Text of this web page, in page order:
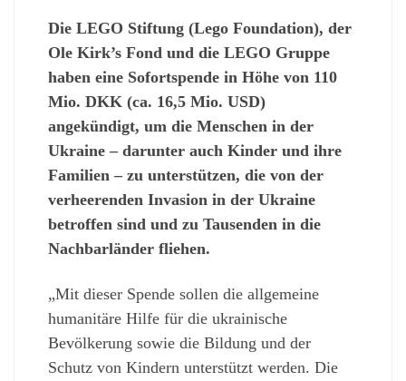
Die LEGO Stiftung (Lego Foundation), der
Ole Kirk’s Fond und die LEGO Gruppe
haben eine Sofortspende in Höhe von 110
Mio. DKK (ca. 16,5 Mio. USD)
angekündigt, um die Menschen in der
Ukraine – darunter auch Kinder und ihre
Familien – zu unterstützen, die von der
verheerenden Invasion in der Ukraine
betroffen sind und zu Tausenden in die
Nachbarländer fliehen.
„Mit dieser Spende sollen die allgemeine
humanitäre Hilfe für die ukrainische
Bevölkerung sowie die Bildung und der
Schutz von Kindern unterstützt werden. Die